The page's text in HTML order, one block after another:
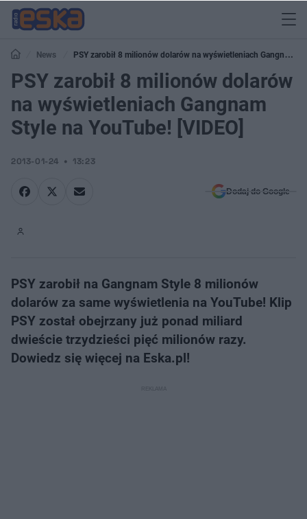
News
PSY zarobił 8 milionów dolarów na wyświetleniach Gangnam
Style na YouTube! [VIDEO]
PSY zarobił 8 milionów dolarów
na wyświetleniach Gangnam
Style na YouTube! [VIDEO]
2013-01-24 13:23
Dodaj do Google
PSY zarobił na Gangnam Style 8 milionów
dolarów za same wyświetlenia na YouTube! Klip
PSY został obejrzany już ponad miliard
dwieście trzydzieści pięć milionów razy.
Dowiedz się więcej na Eska.pl!